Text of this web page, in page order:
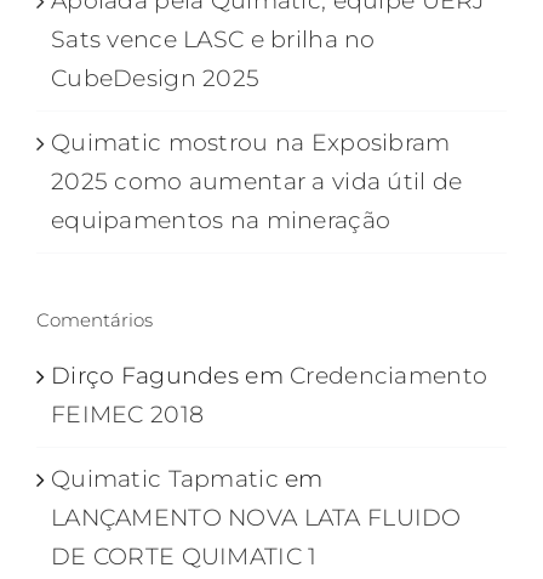
Sats vence LASC e brilha no
CubeDesign 2025
Quimatic mostrou na Exposibram
2025 como aumentar a vida útil de
equipamentos na mineração
Comentários
Dirço Fagundes em Credenciamento
FEIMEC 2018
Quimatic Tapmatic em
LANÇAMENTO NOVA LATA FLUIDO
DE CORTE QUIMATIC 1